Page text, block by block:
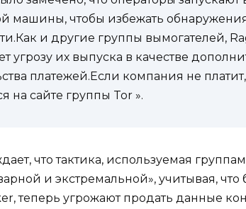
машины, чтобы избежать
и другие группы вымогателей,
угрозу их выпуска в качестве
платежей.Если компания не
на сайте группы Tor ».
что тактика, используемая
и экстремальной», учитывая,
теперь угрожают продать данные